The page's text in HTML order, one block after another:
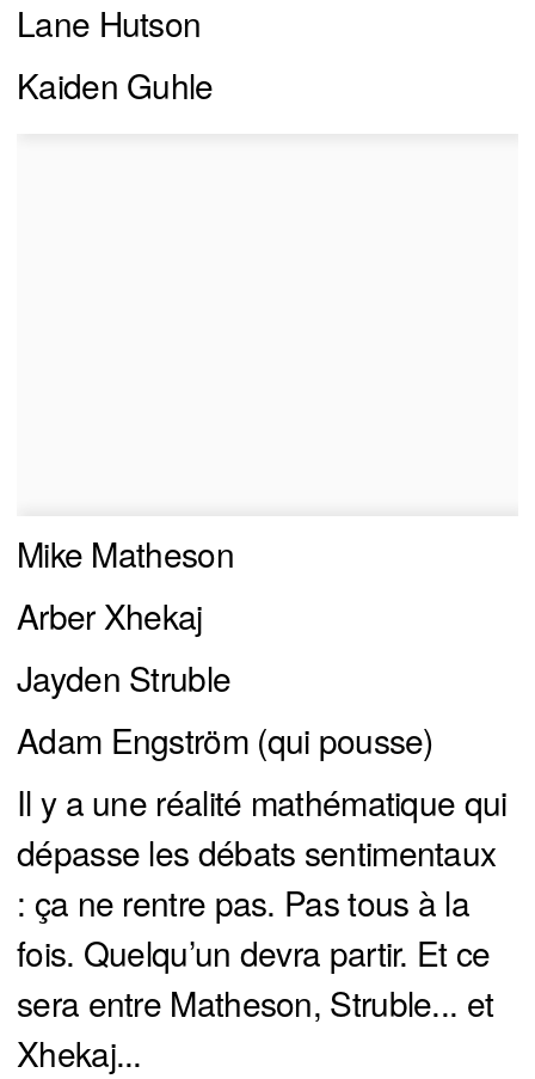
Lane Hutson
Kaiden Guhle
Mike Matheson
Arber Xhekaj
Jayden Struble
Adam Engström (qui pousse)
Il y a une réalité mathématique qui
dépasse les débats sentimentaux
: ça ne rentre pas. Pas tous à la
fois. Quelqu’un devra partir. Et ce
sera entre Matheson, Struble... et
Xhekaj...